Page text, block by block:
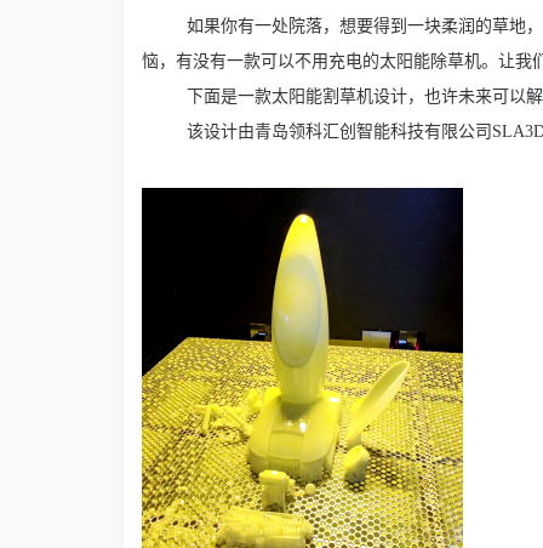
如果你有一处院落，想要得到一块柔润的草地
恼，有没有一款可以不用充电的太阳能除草机。让
下面是一款太阳能割草机设计，也许未来可以
该设计由青岛领科汇创智能科技有限公司